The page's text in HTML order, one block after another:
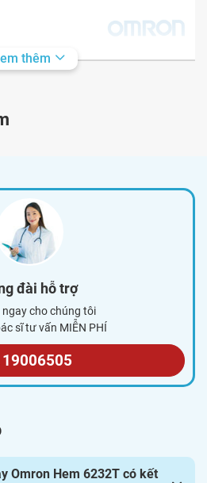
đại lý của Pharmart
thêm
đài hỗ trợ
ngay cho chúng tôi
sĩ tư vấn MIỄN PHÍ
19006505
Omron Hem 6232T có kết